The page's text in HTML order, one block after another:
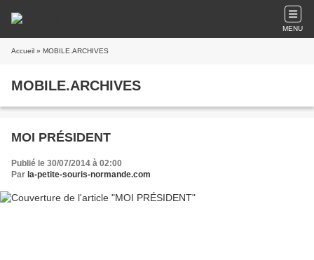
MENU
Accueil » MOBILE.ARCHIVES
MOBILE.ARCHIVES
MOI PRÉSIDENT
Publié le 30/07/2014 à 02:00
Par la-petite-souris-normande.com